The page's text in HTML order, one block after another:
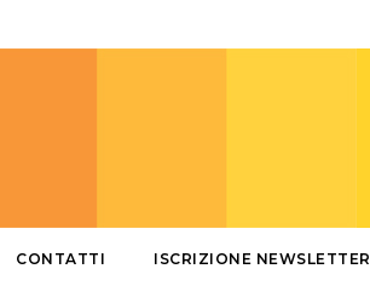
CONTATTI ISCRIZIONE NEWSLETTER